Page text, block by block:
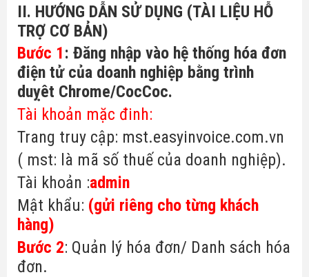
II. HƯỚNG DẪN SỬ DỤNG (TÀI LIỆU HỖ
TRỢ CƠ BẢN)
Bước 1: Đăng nhập vào hệ thống hóa đơn
điện tử của doanh nghiệp bằng trình
duỵêt Chrome/CocCoc.
Tài khoản mặc đinh:
Trang truy cập: mst.easyinvoice.com.vn
( mst: là mã số thuế của doanh nghiệp).
Tài khoản :admin
Mật khẩu: (gửi riêng cho từng khách
hàng)
Bước 2: Quản lý hóa đơn/ Danh sách hóa
đơn.